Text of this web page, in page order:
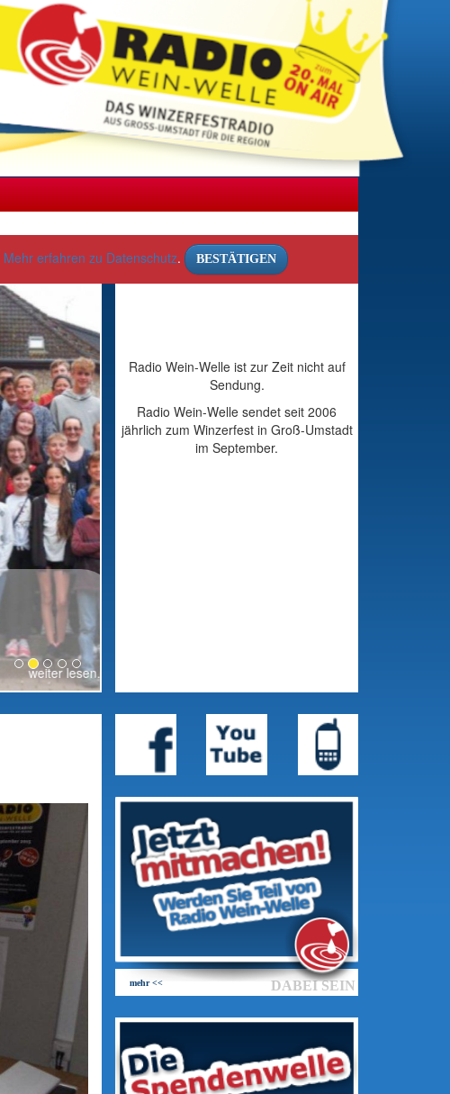
Mehr erfahren zu Datenschutz. BESTÄTIGEN
Radio Wein-Welle ist zur Zeit nicht auf
Sendung.
Radio Wein-Welle sendet seit 2006
jährlich zum Winzerfest in Groß-Umstadt
im September.
DABEI SEIN
mehr <<